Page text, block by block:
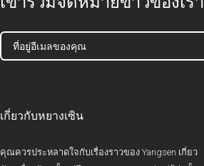
เกี่ยวกับหยางเซิน
คุณควรประหลาดใจกับเรื่องราวของ Yangsen เกี่ยว